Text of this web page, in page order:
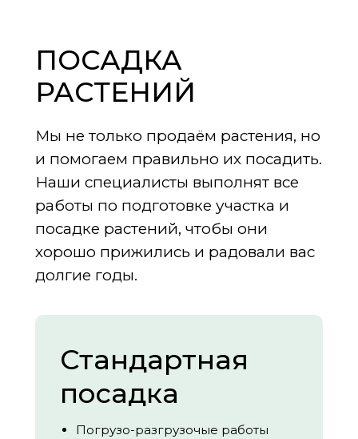
Погрузо-разгрузочые работы
Стандартная
посадка
Мы не только продаём растения, но
и помогаем правильно их посадить.
Наши специалисты выполнят все
работы по подготовке участка и
посадке растений, чтобы они
хорошо прижились и радовали вас
долгие годы.
ПОСАДКА
РАСТЕНИЙ